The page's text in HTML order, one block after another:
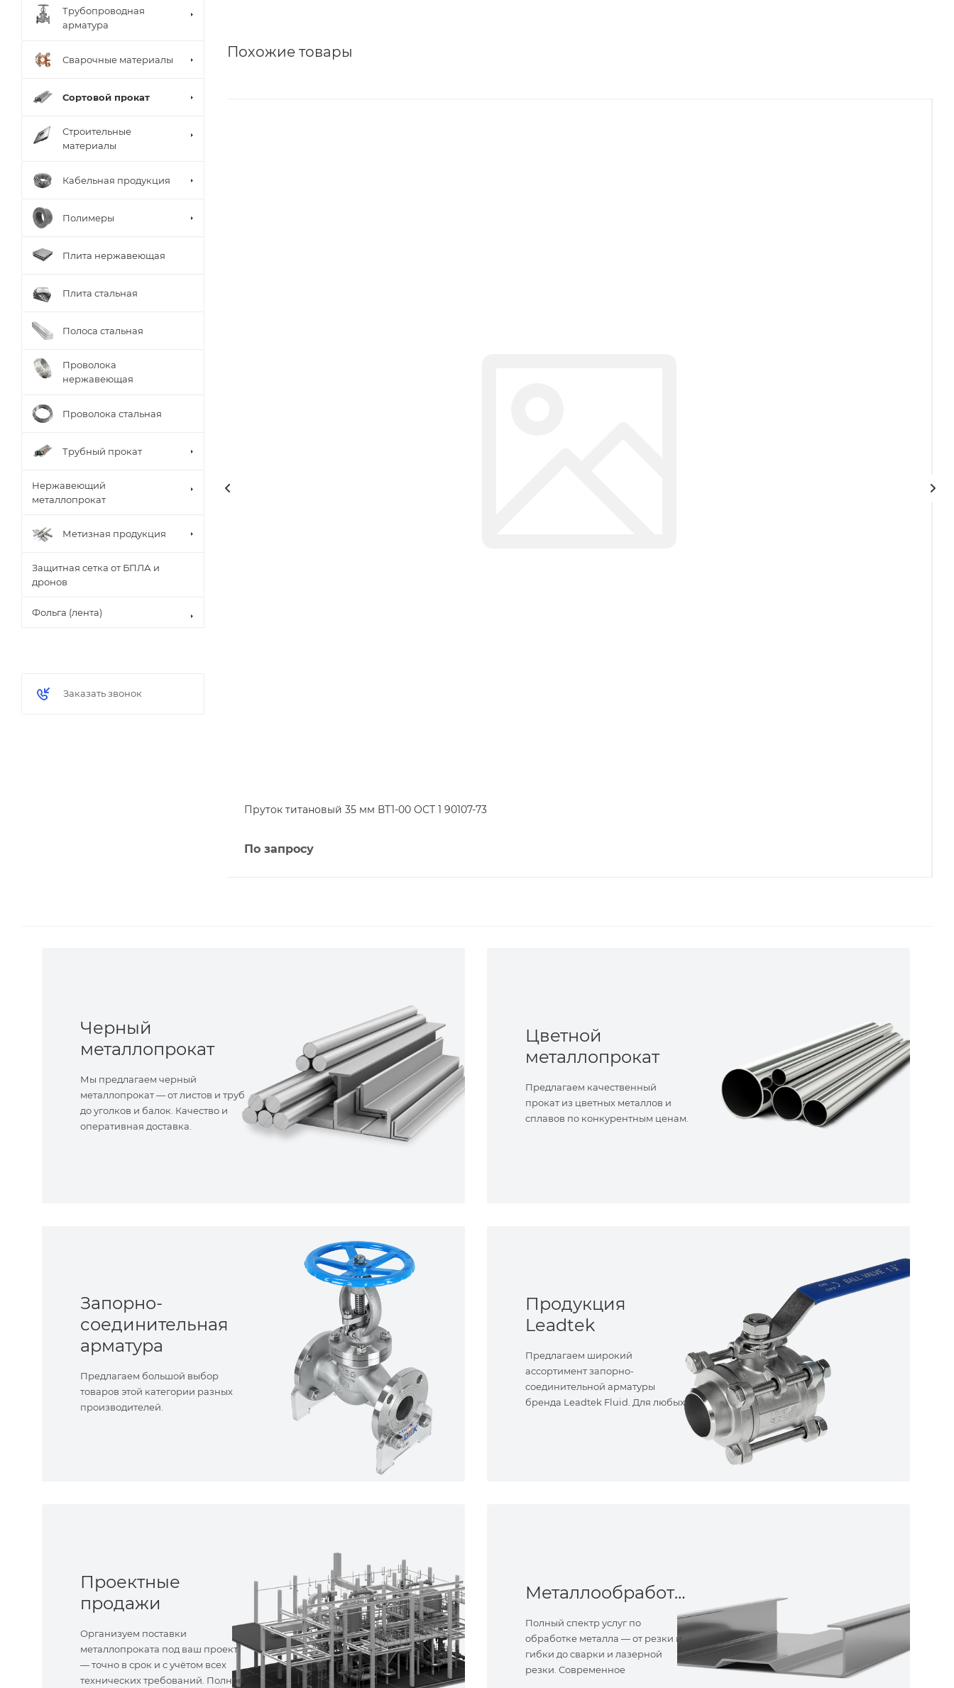
Похожие товары
Пруток титановый 35 мм ВТ1-00 ОСТ 1 90107-73
По запросу
Трубопроводная
арматура
Сварочные материалы
Сортовой прокат
Строительные
материалы
Кабельная продукция
Полимеры
Плита нержавеющая
Плита стальная
Полоса стальная
Проволока
нержавеющая
Проволока стальная
Трубный прокат
Нержавеющий
металлопрокат
Метизная продукция
Защитная сетка от БПЛА и
дронов
Фольга (лента)
Заказать звонок
Черный
металлопрокат
Мы предлагаем черный
металлопрокат — от листов и труб
до уголков и балок. Качество и
оперативная доставка.
Цветной
металлопрокат
Предлагаем качественный
прокат из цветных металлов и
сплавов по конкурентным ценам.
Запорно-
соединительная
арматура
Предлагаем большой выбор
товаров этой категории разных
производителей.
Продукция
Leadtek
Предлагаем широкий
ассортимент запорно-
соединительной арматуры
бренда Leadtek Fluid. Для любых
Проектные
продажи
Организуем поставки
металлопроката под ваш проект
— точно в срок и с учётом всех
технических требований. Полное
Металлообработка
Полный спектр услуг по
обработке металла — от резки и
гибки до сварки и лазерной
резки. Современное